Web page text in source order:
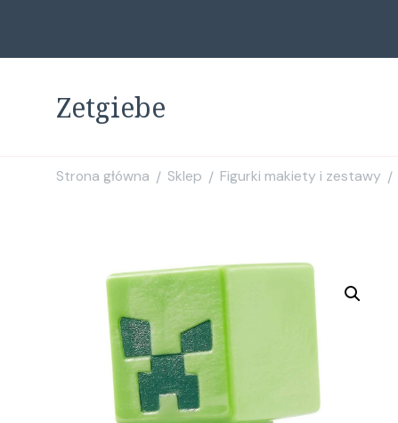
Zetgiebe
Strona główna / Sklep / Figurki makiety i zestawy /